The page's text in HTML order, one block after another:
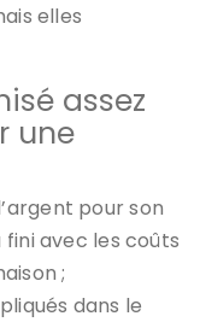
elles
assez
une
pour son
avec les coûts
;
dans le